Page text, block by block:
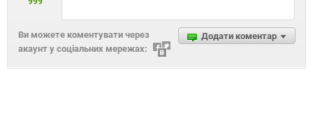
Додати коментар
Ви можете коментувати через
акаунт у соціальних мережах: